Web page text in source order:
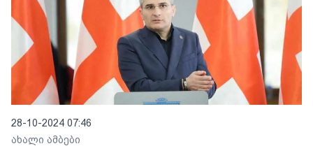
28-10-2024 07:46
ახალი ამბები